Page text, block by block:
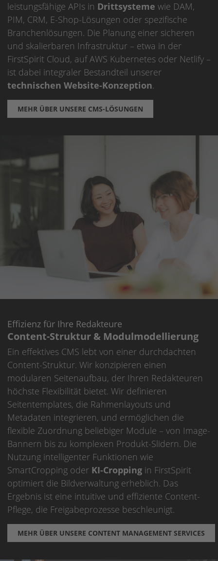
leistungsfähige APIs in Drittsysteme wie DAM,
PIM, CRM, E-Shop-Lösungen oder spezifische
Branchenlösungen. Die Planung einer sicheren
und skalierbaren Infrastruktur – etwa in der
FirstSpirit Cloud, auf AWS Kubernetes oder Netlify –
ist dabei integraler Bestandteil unserer
technischen Website-Konzeption.
MEHR ÜBER UNSERE CMS-LÖSUNGEN
Effizienz für Ihre Redakteure
Content-Struktur & Modulmodellierung
Ein effektives CMS lebt von einer durchdachten
Content-Struktur. Wir konzipieren einen
modularen Seitenaufbau, der Ihren Redakteuren
höchste Flexibilität bietet. Wir definieren
Seitentemplates, die Rahmenlayouts und
Metadaten integrieren, und ermöglichen die
flexible Zuordnung beliebiger Module – von Image-
Bannern bis zu komplexen Produkt-Slidern. Die
Nutzung intelligenter Funktionen wie
SmartCropping oder KI-Cropping in FirstSpirit
optimiert die Bildverwaltung erheblich. Das
Ergebnis ist eine intuitive und effiziente Content-
Pflege, die Freigabeprozesse beschleunigt.
MEHR ÜBER UNSERE CONTENT MANAGEMENT SERVICES